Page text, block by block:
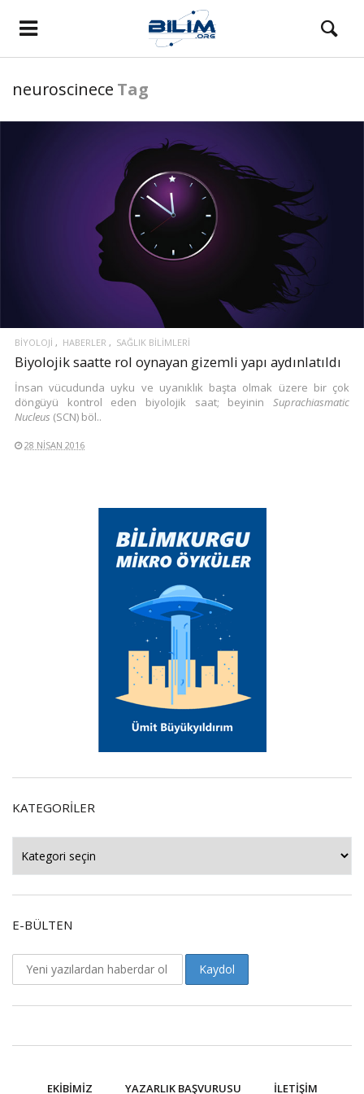
neuroscinece Tag
BIYOLOJI HABERLER SAĞLIK BILIMLERI
Biyolojik saatte rol oynayan gizemli yapı aydınlatıldı
İnsan vücudunda uyku ve uyanıklık başta olmak üzere bir çok
döngüyü kontrol eden biyolojik saat; beyinin Suprachiasmatic
Nucleus (SCN) böl..
28 NISAN 2016
KATEGORILER
E-BÜLTEN
EKIBIMIZ YAZARLIK BAŞVURUSU İLETIŞIM